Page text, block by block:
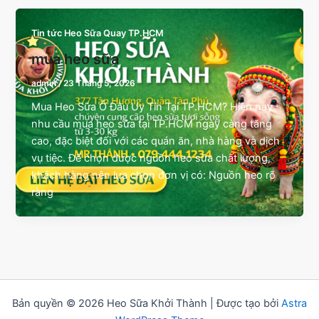
Tin tức Heo Sữa Quay TP.HCM
mua heo sữa
admin/23 Tháng 5, 2026
Mua Heo Sữa Ở Đâu Uy Tín Tại TP.HCM? Hiện nay
nhu cầu mua heo sữa tại TP.HCM ngày càng tăng
cao, đặc biệt đối với các quán ăn, nhà hàng và dịch
vụ tiệc. Để chọn được nguồn heo sữa chất lượng,
khách hàng nên lựa chọn đơn vị có: Nguồn heo rõ
ràng
Bản quyền © 2026 Heo Sữa Khởi Thành | Được tạo bởi Astra